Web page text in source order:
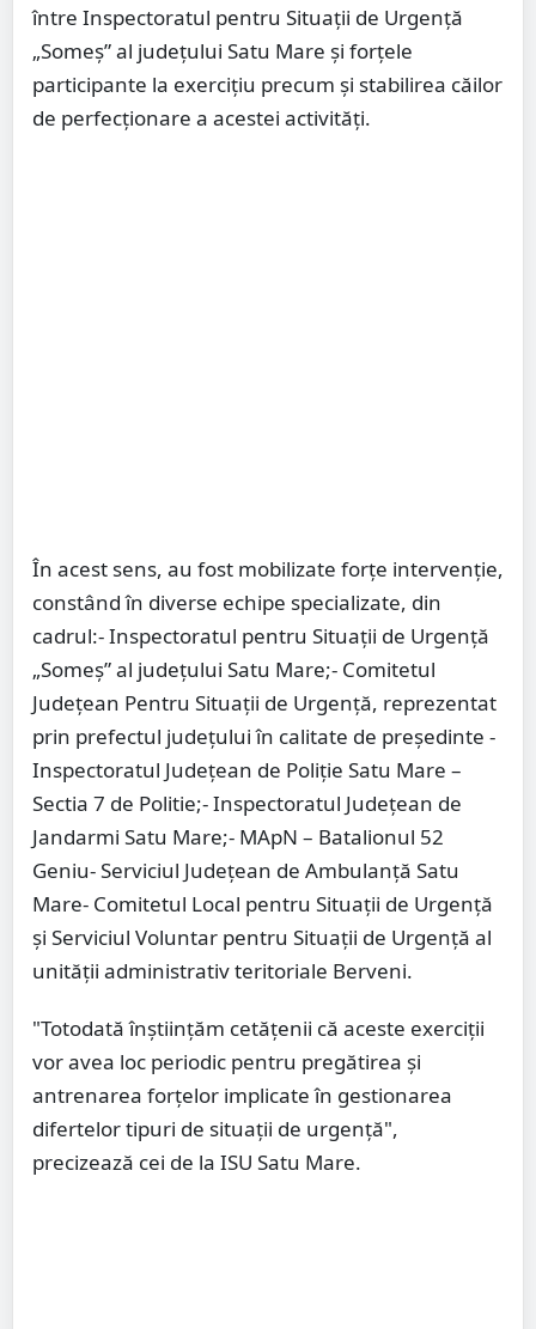
între Inspectoratul pentru Situaţii de Urgenţă
„Someş” al judeţului Satu Mare și forţele
participante la exerciţiu precum şi stabilirea căilor
de perfecţionare a acestei activităţi.
În acest sens, au fost mobilizate forțe intervenţie,
constând în diverse echipe specializate, din
cadrul:- Inspectoratul pentru Situaţii de Urgenţă
„Someş” al judeţului Satu Mare;- Comitetul
Judeţean Pentru Situații de Urgență, reprezentat
prin prefectul județului în calitate de președinte -
Inspectoratul Judeţean de Poliţie Satu Mare –
Sectia 7 de Politie;- Inspectoratul Judeţean de
Jandarmi Satu Mare;- MApN – Batalionul 52
Geniu- Serviciul Județean de Ambulanță Satu
Mare- Comitetul Local pentru Situații de Urgență
și Serviciul Voluntar pentru Situații de Urgență al
unității administrativ teritoriale Berveni.
"Totodată înștiințăm cetățenii că aceste exerciții
vor avea loc periodic pentru pregătirea și
antrenarea forțelor implicate în gestionarea
difertelor tipuri de situații de urgență",
precizează cei de la ISU Satu Mare.